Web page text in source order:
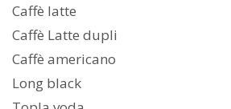
Caffè latte
Caffè Latte dupli
Caffè americano
Long black